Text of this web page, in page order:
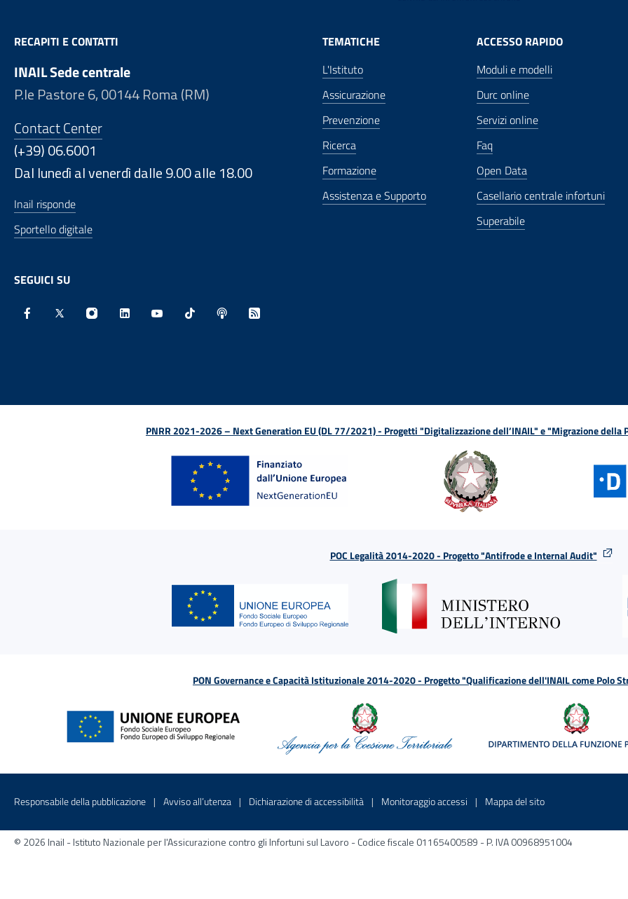
RECAPITI E CONTATTI
INAIL Sede centrale
P.le Pastore 6, 00144 Roma (RM)
Contact Center
(+39) 06.6001
Dal lunedì al venerdì dalle 9.00 alle 18.00
Inail risponde
Sportello digitale
SEGUICI SU
TEMATICHE
L'Istituto
Assicurazione
Prevenzione
Ricerca
Formazione
Assistenza e Supporto
ACCESSO RAPIDO
Moduli e modelli
Durc online
Servizi online
Faq
Open Data
Casellario centrale infortuni
Superabile
PNRR 2021-2026 – Next Generation EU (DL 77/2021) - Progetti "Digitalizzazione dell’INAIL" e "Migrazione della
POC Legalità 2014-2020 - Progetto "Antifrode e Internal Audit"
PON Governance e Capacità Istituzionale 2014-2020 - Progetto "Qualificazione dell'INAIL come Polo
Menu di servizio
Responsabile della pubblicazione Sito interno - Apre in una nuova finestra
Avviso all’utenza Sito interno - Apre in una nuova finestra
Dichiarazione di accessibilità Sito interno - Apre in una nuova finestra
Monitoraggio accessi Sito interno - Apre in una nuova
Mappa del sitoSito interno - Apre
© 2026 Inail - Istituto Nazionale per l'Assicurazione contro gli Infortuni sul Lavoro - Codice fiscale 01165400589 - P. IVA 00968951004